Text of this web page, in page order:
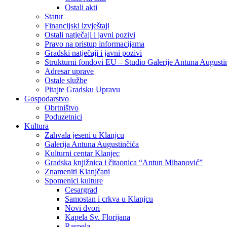
Ostali akti
Statut
Financijski izvještaji
Ostali natječaji i javni pozivi
Pravo na pristup informacijama
Gradski natječaji i javni pozivi
Strukturni fondovi EU – Studio Galerije Antuna
Adresar uprave
Ostale službe
Pitajte Gradsku Upravu
Gospodarstvo
Obrtništvo
Poduzetnici
Kultura
Zahvala jeseni u Klanjcu
Galerija Antuna Augustinčića
Kulturni centar Klanjec
Gradska knjižnica i čitaonica “Antun Mihanović”
Znameniti Klanjčani
Spomenici kulture
Cesargrad
Samostan i crkva u Klanjcu
Novi dvori
Kapela Sv. Florijana